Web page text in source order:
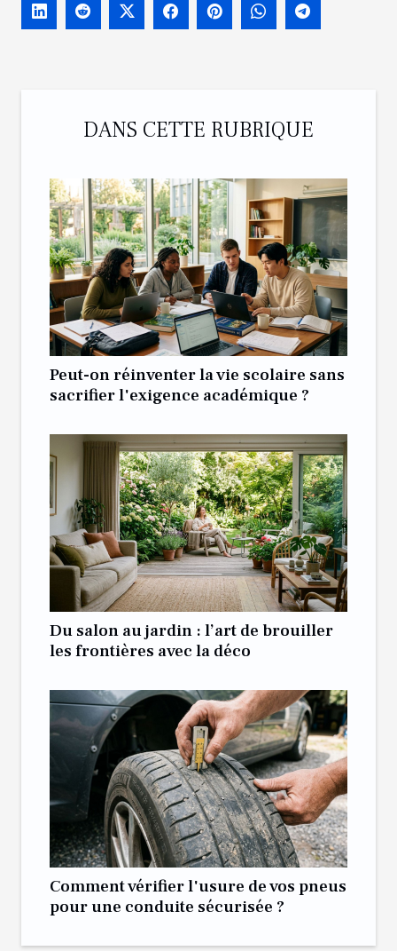
DANS CETTE RUBRIQUE
Peut-on réinventer la vie scolaire sans
sacrifier l'exigence académique ?
Du salon au jardin : l’art de brouiller
les frontières avec la déco
Comment vérifier l'usure de vos pneus
pour une conduite sécurisée ?